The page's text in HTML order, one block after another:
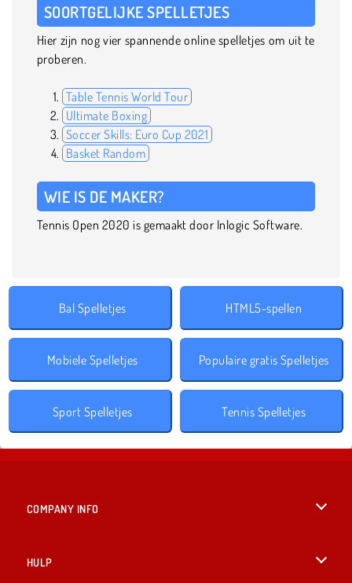
SOORTGELIJKE SPELLETJES
Hier zijn nog vier spannende online spelletjes om uit te
proberen.
Table Tennis World Tour
Ultimate Boxing
Soccer Skills: Euro Cup 2021
Basket Random
WIE IS DE MAKER?
Tennis Open 2020 is gemaakt door Inlogic Software.
Bal Spelletjes HTML5-spellen
Mobiele Spelletjes Populaire gratis Spelletjes
Sport Spelletjes Tennis Spelletjes
COMPANY INFO
HULP